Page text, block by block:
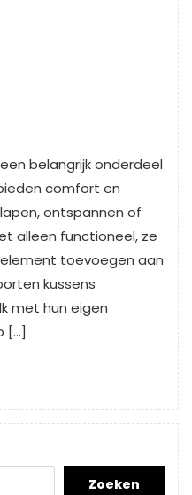
belangrijk onderdeel
comfort en
ontspannen of
alleen functioneel, ze
toevoegen aan
kussens
met hun eigen
[…]
Zoeken